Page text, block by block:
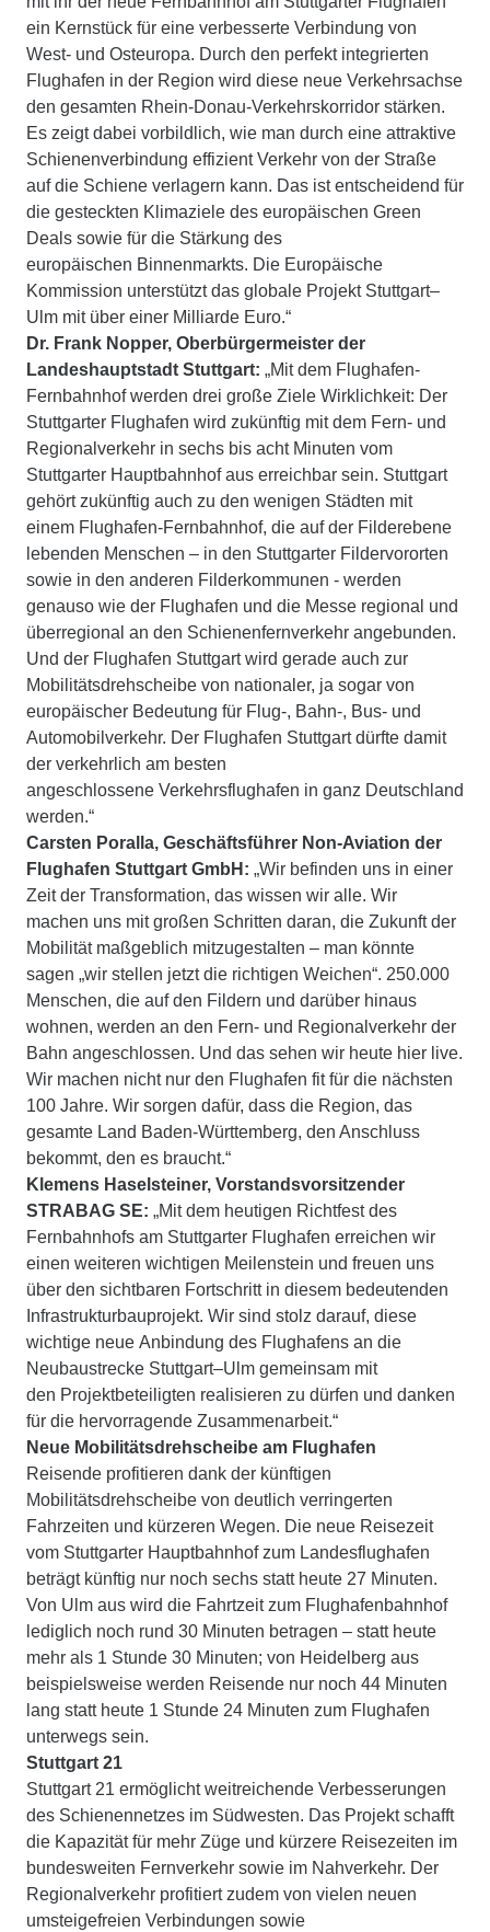
ein Kernstück für eine verbesserte Verbindung von
West- und Osteuropa. Durch den perfekt integrierten
Flughafen in der Region wird diese neue Verkehrsachse
den gesamten Rhein-Donau-Verkehrskorridor stärken.
Es zeigt dabei vorbildlich, wie man durch eine attraktive
Schienenverbindung effizient Verkehr von der Straße
auf die Schiene verlagern kann. Das ist entscheidend für
die gesteckten Klimaziele des europäischen Green
Deals sowie für die Stärkung des
europäischen Binnenmarkts. Die Europäische
Kommission unterstützt das globale Projekt Stuttgart–
Ulm mit über einer Milliarde Euro.“
Dr. Frank Nopper, Oberbürgermeister der
Landeshauptstadt Stuttgart: „Mit dem Flughafen-
Fernbahnhof werden drei große Ziele Wirklichkeit: Der
Stuttgarter Flughafen wird zukünftig mit dem Fern- und
Regionalverkehr in sechs bis acht Minuten vom
Stuttgarter Hauptbahnhof aus erreichbar sein. Stuttgart
gehört zukünftig auch zu den wenigen Städten mit
einem Flughafen-Fernbahnhof, die auf der Filderebene
lebenden Menschen – in den Stuttgarter Fildervororten
sowie in den anderen Filderkommunen - werden
genauso wie der Flughafen und die Messe regional und
überregional an den Schienenfernverkehr angebunden.
Und der Flughafen Stuttgart wird gerade auch zur
Mobilitätsdrehscheibe von nationaler, ja sogar von
europäischer Bedeutung für Flug-, Bahn-, Bus- und
Automobilverkehr. Der Flughafen Stuttgart dürfte damit
der verkehrlich am besten
angeschlossene Verkehrsflughafen in ganz Deutschland
werden.“
Carsten Poralla, Geschäftsführer Non-Aviation der
Flughafen Stuttgart GmbH: „Wir befinden uns in einer
Zeit der Transformation, das wissen wir alle. Wir
machen uns mit großen Schritten daran, die Zukunft der
Mobilität maßgeblich mitzugestalten – man könnte
sagen „wir stellen jetzt die richtigen Weichen“. 250.000
Menschen, die auf den Fildern und darüber hinaus
wohnen, werden an den Fern- und Regionalverkehr der
Bahn angeschlossen. Und das sehen wir heute hier live.
Wir machen nicht nur den Flughafen fit für die nächsten
100 Jahre. Wir sorgen dafür, dass die Region, das
gesamte Land Baden-Württemberg, den Anschluss
bekommt, den es braucht.“
Klemens Haselsteiner, Vorstandsvorsitzender
STRABAG SE: „Mit dem heutigen Richtfest des
Fernbahnhofs am Stuttgarter Flughafen erreichen wir
einen weiteren wichtigen Meilenstein und freuen uns
über den sichtbaren Fortschritt in diesem bedeutenden
Infrastrukturbauprojekt. Wir sind stolz darauf, diese
wichtige neue Anbindung des Flughafens an die
Neubaustrecke Stuttgart–Ulm gemeinsam mit
den Projektbeteiligten realisieren zu dürfen und danken
für die hervorragende Zusammenarbeit.“
Neue Mobilitätsdrehscheibe am Flughafen
Reisende profitieren dank der künftigen
Mobilitätsdrehscheibe von deutlich verringerten
Fahrzeiten und kürzeren Wegen. Die neue Reisezeit
vom Stuttgarter Hauptbahnhof zum Landesflughafen
beträgt künftig nur noch sechs statt heute 27 Minuten.
Von Ulm aus wird die Fahrtzeit zum Flughafenbahnhof
lediglich noch rund 30 Minuten betragen – statt heute
mehr als 1 Stunde 30 Minuten; von Heidelberg aus
beispielsweise werden Reisende nur noch 44 Minuten
lang statt heute 1 Stunde 24 Minuten zum Flughafen
unterwegs sein.
Stuttgart 21
Stuttgart 21 ermöglicht weitreichende Verbesserungen
des Schienennetzes im Südwesten. Das Projekt schafft
die Kapazität für mehr Züge und kürzere Reisezeiten im
bundesweiten Fernverkehr sowie im Nahverkehr. Der
Regionalverkehr profitiert zudem von vielen neuen
umsteigefreien Verbindungen sowie